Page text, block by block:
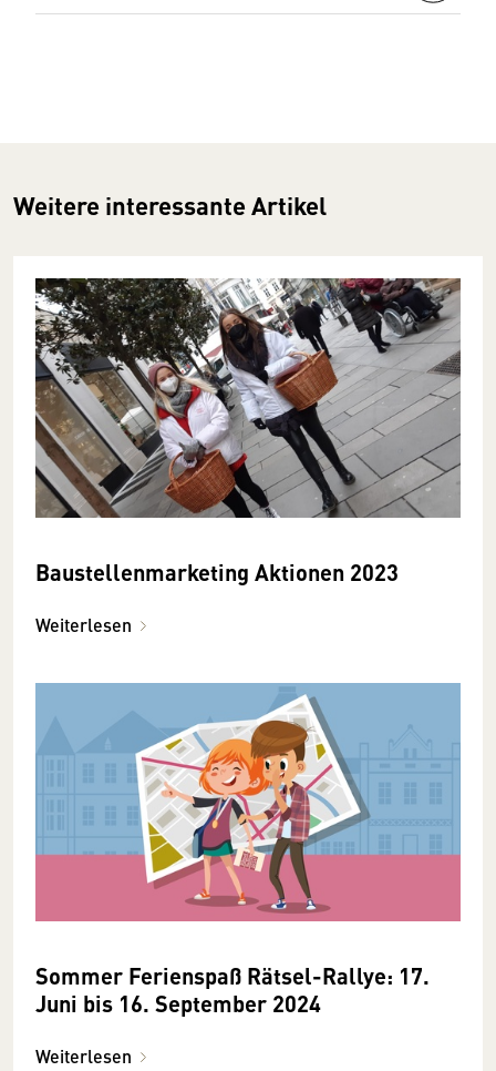
Weitere interessante Artikel
Baustellenmarketing Aktionen 2023
Weiterlesen
Sommer Ferienspaß Rätsel-Rallye: 17.
Juni bis 16. September 2024
Weiterlesen